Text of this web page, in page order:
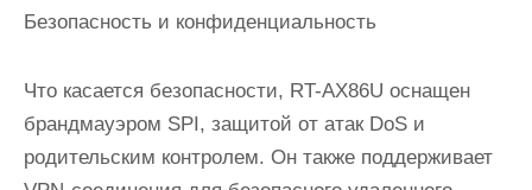
Безопасность и конфиденциальность
Что касается безопасности, RT-AX86U оснащен
брандмауэром SPI, защитой от атак DoS и
родительским контролем. Он также поддерживает